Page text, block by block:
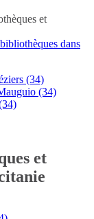
et
dans
(34)
(34)
et